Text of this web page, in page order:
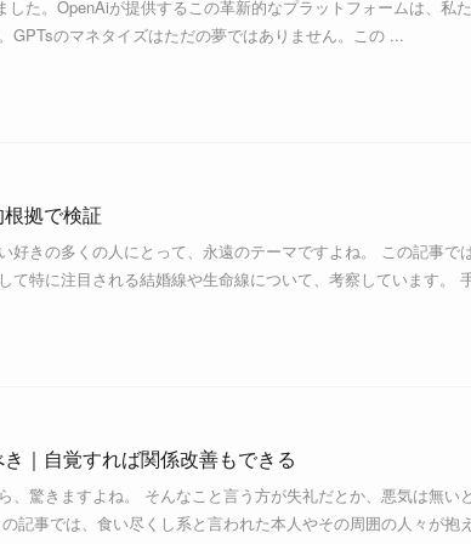
た。OpenAiが提供するこの革新的なプラットフォームは、私
GPTsのマネタイズはただの夢ではありません。この ...
拠で検証
好きの多くの人にとって、永遠のテーマですよね。 この記事では
て特に注目される結婚線や生命線について、考察しています。
｜自覚すれば関係改善もできる
、驚きますよね。 そんなこと言う方が失礼だとか、悪気は無いと
記事では、食い尽くし系と言われた本人やその周囲の人々が抱